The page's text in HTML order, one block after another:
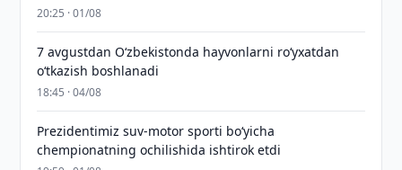
20:25 · 01/08
7 avgustdan O‘zbekistonda hayvonlarni ro‘yxatdan
o‘tkazish boshlanadi
18:45 · 04/08
Prezidentimiz suv-motor sporti bo‘yicha
chempionatning ochilishida ishtirok etdi